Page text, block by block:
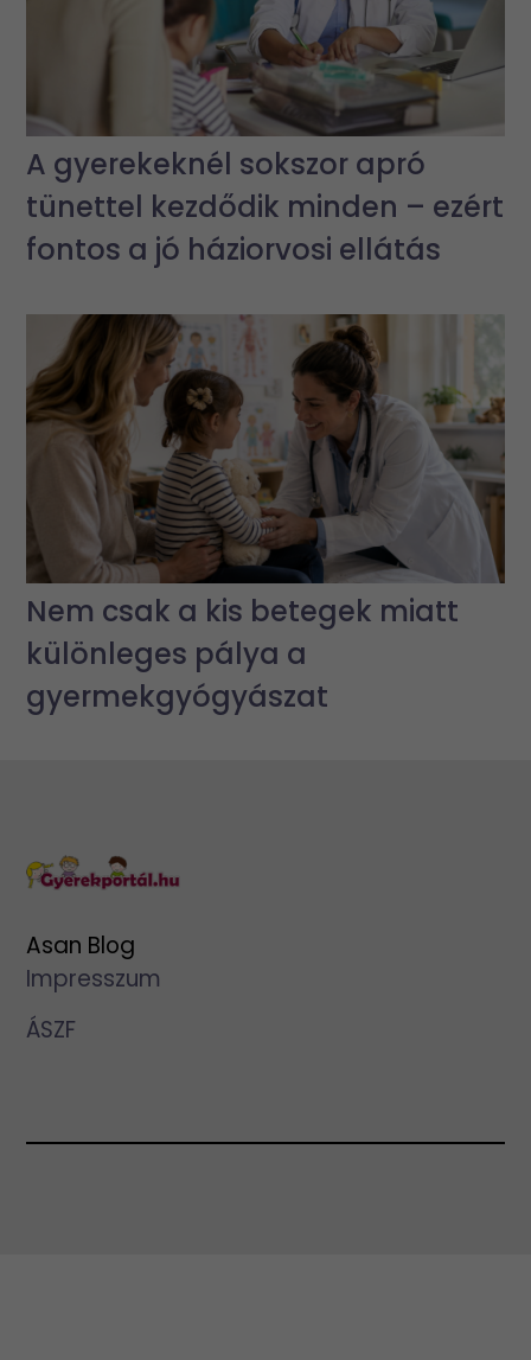
A gyerekeknél sokszor apró
tünettel kezdődik minden – ezért
fontos a jó háziorvosi ellátás
Nem csak a kis betegek miatt
különleges pálya a
gyermekgyógyászat
Asan Blog
Impresszum
ÁSZF